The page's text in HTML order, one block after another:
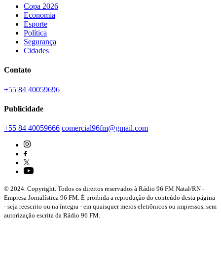
Copa 2026
Economia
Esporte
Política
Segurança
Cidades
Contato
+55 84 40059696
Publicidade
+55 84 40059666 comercial96fm@gmail.com
© 2024. Copyright. Todos os direitos reservados à Rádio 96 FM Natal/RN -
Empresa Jornalística 96 FM. É proibida a reprodução do conteúdo desta página
- seja reescrito ou na íntegra - em quaisquer meios eletrônicos ou impressos, sem
autorização escrita da Rádio 96 FM.